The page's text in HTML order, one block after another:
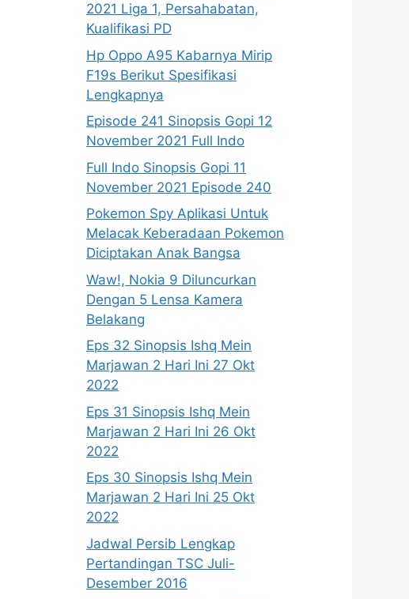
2021 Liga 1, Persahabatan,
Kualifikasi PD
Hp Oppo A95 Kabarnya Mirip
F19s Berikut Spesifikasi
Lengkapnya
Episode 241 Sinopsis Gopi 12
November 2021 Full Indo
Full Indo Sinopsis Gopi 11
November 2021 Episode 240
Pokemon Spy Aplikasi Untuk
Melacak Keberadaan Pokemon
Diciptakan Anak Bangsa
Waw!, Nokia 9 Diluncurkan
Dengan 5 Lensa Kamera
Belakang
Eps 32 Sinopsis Ishq Mein
Marjawan 2 Hari Ini 27 Okt
2022
Eps 31 Sinopsis Ishq Mein
Marjawan 2 Hari Ini 26 Okt
2022
Eps 30 Sinopsis Ishq Mein
Marjawan 2 Hari Ini 25 Okt
2022
Jadwal Persib Lengkap
Pertandingan TSC Juli-
Desember 2016